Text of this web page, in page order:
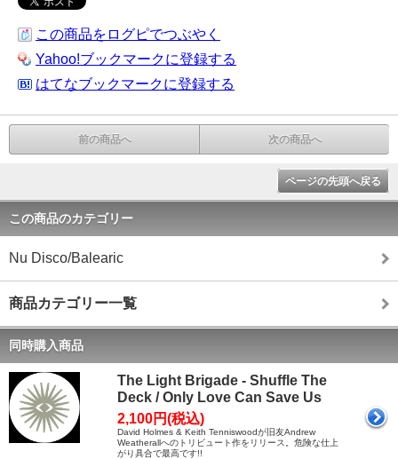
この商品をログピでつぶやく
Yahoo!ブックマークに登録する
はてなブックマークに登録する
前の商品へ 次の商品へ
ページの先頭へ戻る
この商品のカテゴリー
Nu Disco/Balearic
商品カテゴリー一覧
同時購入商品
The Light Brigade - Shuffle The
Deck / Only Love Can Save Us
2,100円(税込)
David Holmes & Keith Tenniswoodが旧友Andrew
Weatherallへのトリビュート作をリリース。危険な仕上
がり具合で最高です!!